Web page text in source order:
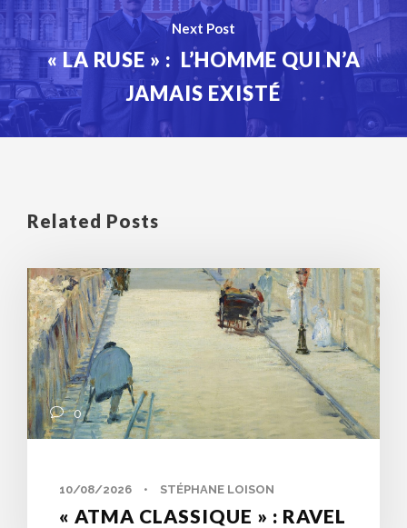
Next Post
« LA RUSE » : L’HOMME QUI N’A
JAMAIS EXISTÉ
Related Posts
0
10/08/2026 • STÉPHANE LOISON
« ATMA CLASSIQUE » : RAVEL